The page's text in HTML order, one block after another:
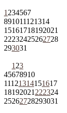
1 234567
891011121314
15161718192021
22232425262728
293031
1 23
45678910
11121314151617
18192021 222324
25262728293031